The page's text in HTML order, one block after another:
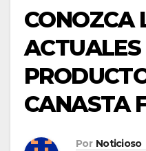
CONOZCA
ACTUALES
CANASTA
Por Noticioso